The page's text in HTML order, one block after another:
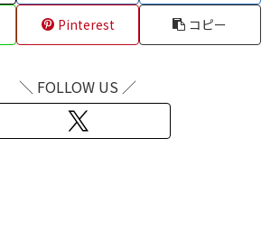
Pinterest コピー
＼ FOLLOW US ／